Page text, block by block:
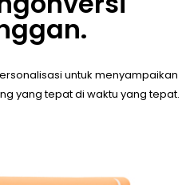
untuk menyampaikan
yang tepat di waktu yang tepat.